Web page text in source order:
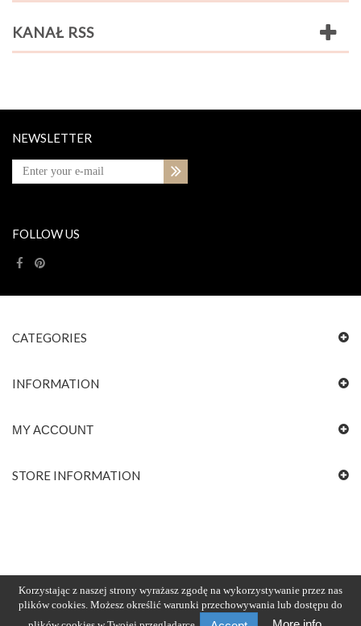
KANAŁ RSS
NEWSLETTER
FOLLOW US
CATEGORIES
INFORMATION
MY ACCOUNT
STORE INFORMATION
Korzystając z naszej strony wyrażasz zgodę na wykorzystywanie przez nas
plików cookies. Możesz określić warunki przechowywania lub dostępu do